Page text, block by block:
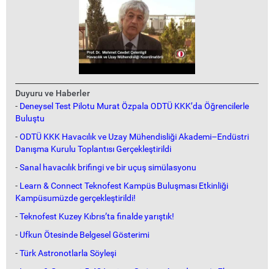
Duyuru ve Haberler
- Deneysel Test Pilotu Murat Özpala ODTÜ KKK’da Öğrencilerle
Buluştu
-ODTÜ KKK Havacılık ve Uzay Mühendisliği Akademi–Endüstri
Danışma Kurulu Toplantısı Gerçekleştirildi
-Sanal havacılık brifingi ve bir uçuş simülasyonu
- Learn & Connect Teknofest Kampüs Buluşması Etkinliği
Kampüsumüzde gerçekleştirildi!
-Teknofest Kuzey Kıbrıs’ta finalde yarıştık!
- Ufkun Ötesinde Belgesel Gösterimi
-Türk Astronotlarla Söyleşi